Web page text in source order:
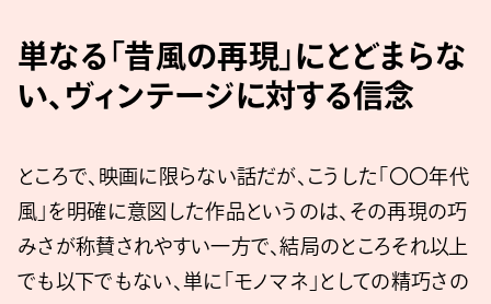
単なる「昔風の再現」にとどまらな
い、ヴィンテージに対する信念
ところで、映画に限らない話だが、こうした「〇〇年代
風」を明確に意図した作品というのは、その再現の巧
みさが称賛されやすい一方で、結局のところそれ以上
でも以下でもない、単に「モノマネ」としての精巧さの